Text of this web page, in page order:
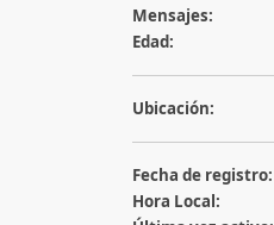
Mensajes:
Edad:
Ubicación:
Fecha de registro:
Hora Local: